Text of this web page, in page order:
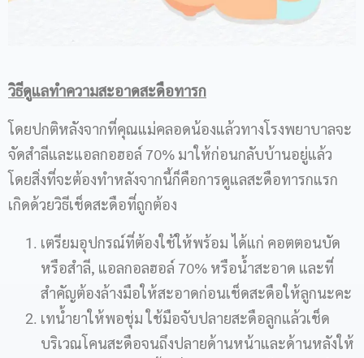
วิธีดูแลทำความสะอาดสะดือทารก
โดยปกติหลังจากที่คุณแม่คลอดน้องแล้วทางโรงพยาบาลจะ
จัดสำลีและแอลกอฮอล์ 70% มาให้ก่อนกลับบ้านอยู่แล้ว
โดยสิ่งที่จะต้องทำหลังจากนี้ก็คือการดูแลสะดือทารกแรก
เกิดด้วยวิธีเช็ดสะดือที่ถูกต้อง
เตรียมอุปกรณ์ที่ต้องใช้ให้พร้อม ได้แก่ คอตตอนบัด
หรือสำลี, แอลกอลฮอล์ 70% หรือน้ำสะอาด และที่
สำคัญต้องล้างมือให้สะอาดก่อนเช็ดสะดือให้ลูกนะคะ
เทน้ำยาให้พอชุ่ม ใช้มือจับปลายสะดือลูกแล้วเช็ด
บริเวณโคนสะดือจนถึงปลายด้านหน้าและด้านหลังให้